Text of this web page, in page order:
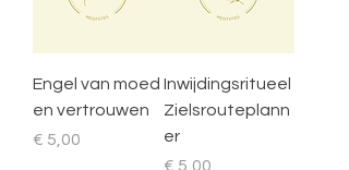
Engel van moed
en vertrouwen
Prijs
€ 5,00
Inwijdingsritueel
Zielsrouteplann
er
Prijs
€ 5,00